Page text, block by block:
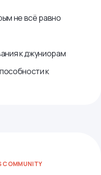
не всё равно
к джуниорам
к
COMMUNITY